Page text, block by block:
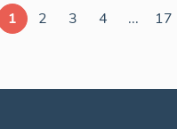
(non
1 2 3 4 ... 17